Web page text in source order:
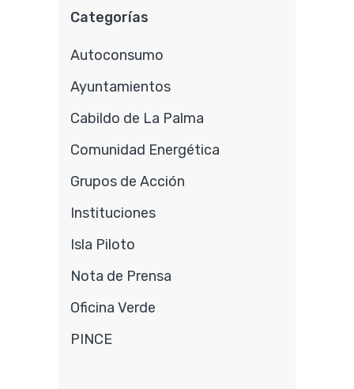
Categorías
Autoconsumo
Ayuntamientos
Cabildo de La Palma
Comunidad Energética
Grupos de Acción
Instituciones
Isla Piloto
Nota de Prensa
Oficina Verde
PINCE